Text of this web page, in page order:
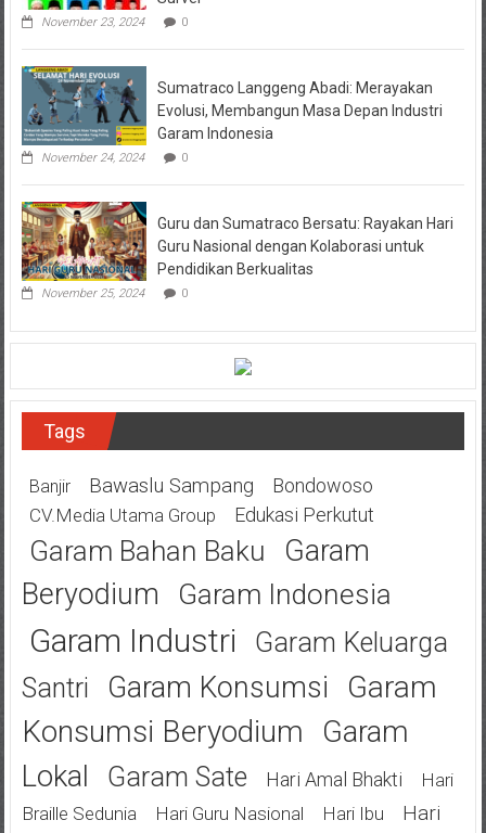
November 23, 2024 0
Sumatraco Langgeng Abadi: Merayakan
Evolusi, Membangun Masa Depan Industri
Garam Indonesia
November 24, 2024 0
Guru dan Sumatraco Bersatu: Rayakan Hari
Guru Nasional dengan Kolaborasi untuk
Pendidikan Berkualitas
November 25, 2024 0
Tags
Banjir Bawaslu Sampang Bondowoso
CV.Media Utama Group Edukasi Perkutut
Garam Bahan Baku
Garam
Beryodium
Garam Indonesia
Garam Industri
Garam Keluarga
Santri
Garam Konsumsi
Garam
Konsumsi Beryodium
Garam
Lokal
Garam Sate Hari Amal Bhakti
Hari
Braille Sedunia
Hari Guru Nasional Hari Ibu
Hari